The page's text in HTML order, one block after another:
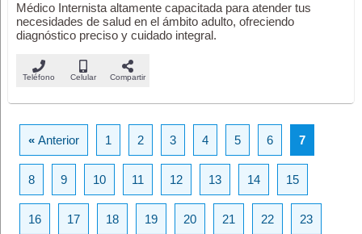
Médico Internista altamente capacitada para atender tus
necesidades de salud en el ámbito adulto, ofreciendo
diagnóstico preciso y cuidado integral.
Teléfono Celular Compartir
«Anterior 1 2 3 4 5 6 7
8 9 10 11 12 13 14 15
16 17 18 19 20 21 22 23